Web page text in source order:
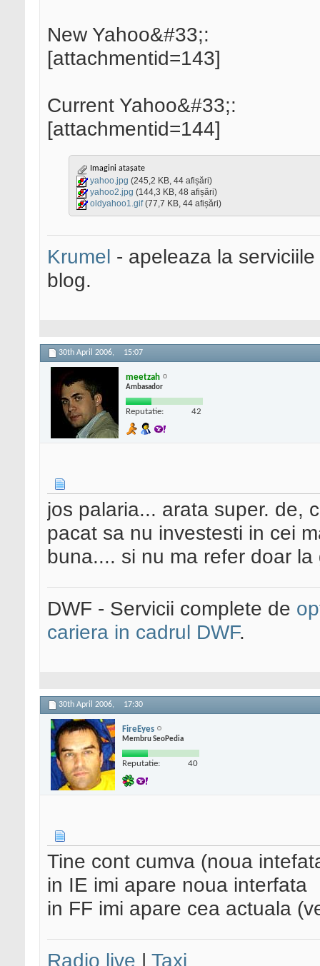
New Yahoo&#33;:
[attachmentid=143]
Current Yahoo&#33;:
[attachmentid=144]
Imagini atașate
yahoo.jpg (245,2 KB, 44 afișări)
yahoo2.jpg (144,3 KB, 48 afișări)
oldyahoo1.gif (77,7 KB, 44 afișări)
Krumel - apeleaza la
blog.
30th April 2006, 15:07
meetzah
Ambasador
Reputatie: 42
jos palaria... arata super. de,
pacat sa nu investesti in cei
buna.... si nu ma refer doar la
DWF - Servicii complete de
cariera in cadrul DWF.
30th April 2006, 17:30
FireEyes
Membru SeoPedia
Reputatie: 40
Tine cont cumva (noua
in IE imi apare noua interfata
in FF imi apare cea actuala
Radio live | Taxi